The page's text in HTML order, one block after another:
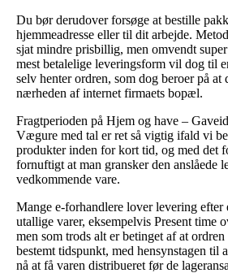
Du bør derudover forsøge at bestille
hjemmeadresse eller til dit arbejde.
sjat mindre prisbillig, men omvendt
mest betalelige leveringsform vil dog til
selv henter ordren, som dog beroer på at
nærheden af internet firmaets bopæl.
Fragtperioden på Hjem og have –
Vægure med tal er ret så vigtig ifald vi
produkter inden for kort tid, og med det
fornuftigt at man gransker den anslåede
vedkommende vare.
Mange e-forhandlere lover levering efter
utallige varer, eksempelvis Present time
men som trods alt er betinget af at
bestemt tidspunkt, med hensynstagen til
nå at få varen distribueret før de